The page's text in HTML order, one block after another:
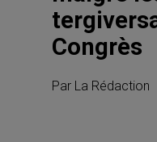
Congrès
Par La Rédaction